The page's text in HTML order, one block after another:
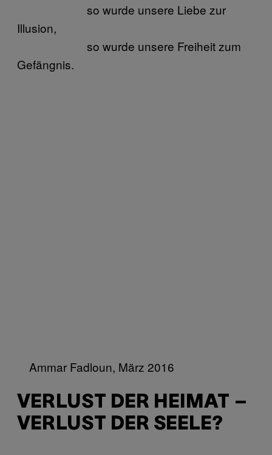
so wurde unsere Liebe zur
Illusion,
so wurde unsere Freiheit zum
Gefängnis.
Ammar Fadloun, März 2016
VERLUST DER HEIMAT –
VERLUST DER SEELE?